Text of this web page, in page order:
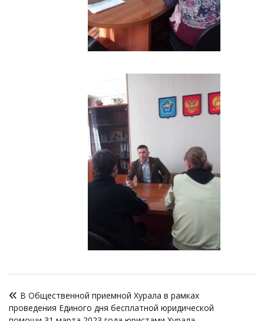
поВ Общественной приемной Хурала в рамках
проведения Единого дня бесплатной юридической